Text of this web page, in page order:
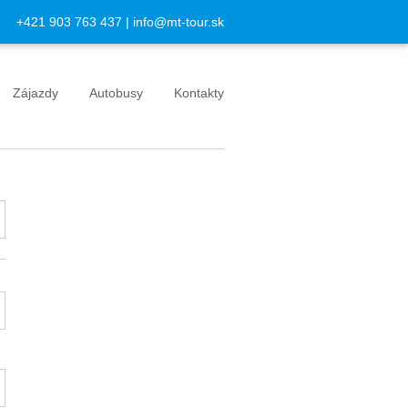
+421 903 763 437 | info@mt-tour.sk
Zájazdy Autobusy Kontakty